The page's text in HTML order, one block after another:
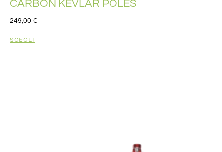
CARBON KEVLAR POLES
249,00 €
SCEGLI